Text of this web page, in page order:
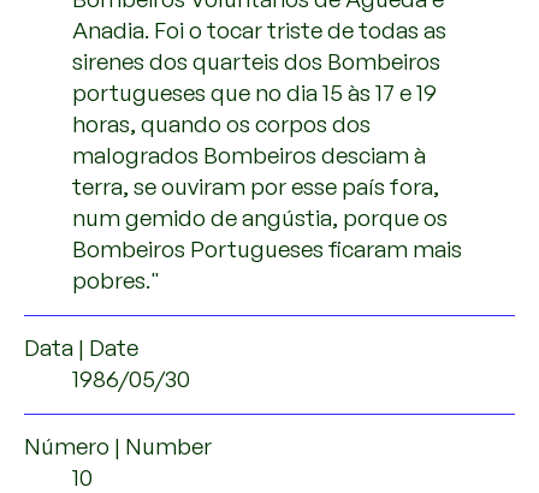
Anadia. Foi o tocar triste de todas as
sirenes dos quarteis dos Bombeiros
portugueses que no dia 15 às 17 e 19
horas, quando os corpos dos
malogrados Bombeiros desciam à
terra, se ouviram por esse país fora,
num gemido de angústia, porque os
Bombeiros Portugueses ficaram mais
pobres."
Data | Date
1986/05/30
Número | Number
10